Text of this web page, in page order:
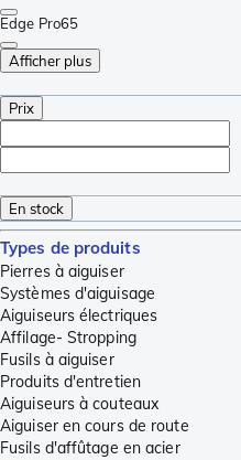
Edge Pro65
Afficher plus
Prix
En stock
Types de produits
Pierres à aiguiser
Systèmes d'aiguisage
Aiguiseurs électriques
Affilage- Stropping
Fusils à aiguiser
Produits d'entretien
Aiguiseurs à couteaux
Aiguiser en cours de route
Fusils d'affûtage en acier